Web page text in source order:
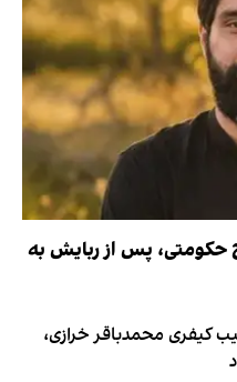
حکومتی، پس از ربایش به
کیفری محمدباقر خرازی،